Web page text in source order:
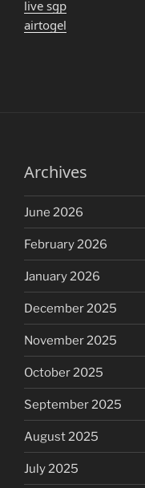
live sgp
airtogel
Archives
June 2026
February 2026
January 2026
December 2025
November 2025
October 2025
September 2025
August 2025
July 2025